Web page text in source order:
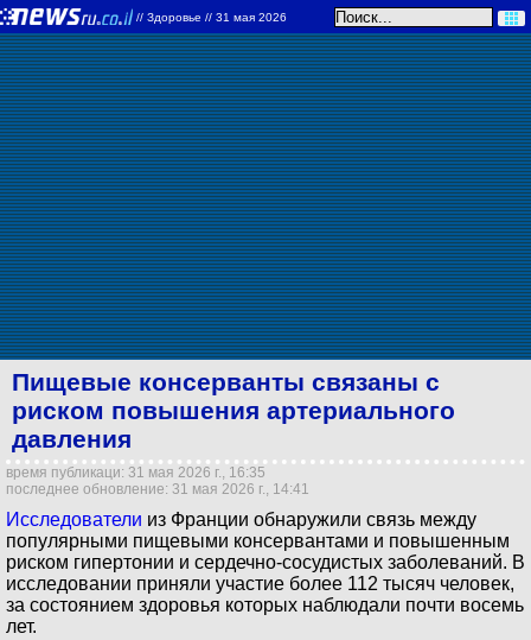
// Здоровье // 31 мая 2026
Пищевые консерванты связаны с
риском повышения артериального
давления
время публикаци: 31 мая 2026 г., 16:35
последнее обновление: 31 мая 2026 г., 14:41
Исследователи из Франции обнаружили связь между
популярными пищевыми консервантами и повышенным
риском гипертонии и сердечно-сосудистых заболеваний. В
исследовании приняли участие более 112 тысяч человек,
за состоянием здоровья которых наблюдали почти восемь
лет.